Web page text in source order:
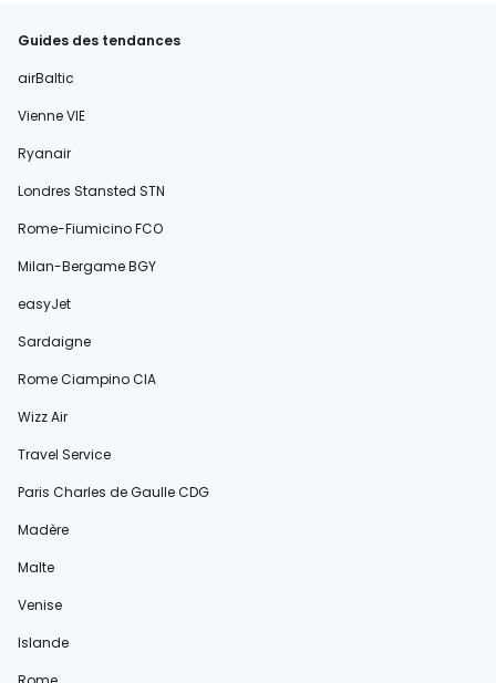
Guides des tendances
airBaltic
Vienne VIE
Ryanair
Londres Stansted STN
Rome-Fiumicino FCO
Milan-Bergame BGY
easyJet
Sardaigne
Rome Ciampino CIA
Wizz Air
Travel Service
Paris Charles de Gaulle CDG
Madère
Malte
Venise
Islande